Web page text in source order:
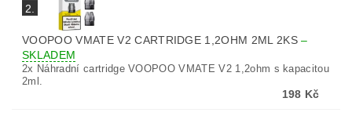
2.
VOOPOO VMATE V2 CARTRIDGE 1,2OHM 2ML 2KS–
SKLADEM
2x Náhradní cartridge VOOPOO VMATE V2 1,2ohm s kapacitou
2ml.
198 Kč